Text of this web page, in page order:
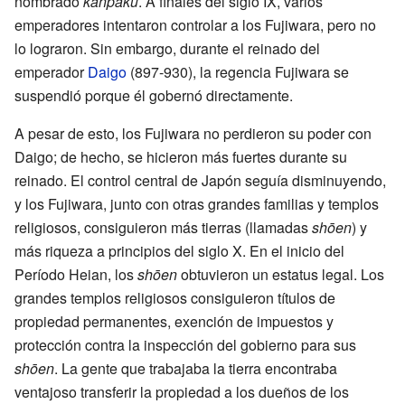
emperadores intentaron controlar a los Fujiwara, pero no
lo lograron. Sin embargo, durante el reinado del
emperadorDaigo (897-930), la regencia Fujiwara se
suspendió porque él gobernó directamente.
A pesar de esto, los Fujiwara no perdieron su poder con
Daigo; de hecho, se hicieron más fuertes durante su
reinado. El control central de Japón seguía disminuyendo,
y los Fujiwara, junto con otras grandes familias y templos
religiosos, consiguieron más tierras (llamadasshōen) y
más riqueza a principios del siglo X. En el inicio del
Período Heian, losshōenobtuvieron un estatus legal. Los
grandes templos religiosos consiguieron títulos de
propiedad permanentes, exención de impuestos y
protección contra la inspección del gobierno para sus
shōen. La gente que trabajaba la tierra encontraba
ventajoso transferir la propiedad a los dueños de los